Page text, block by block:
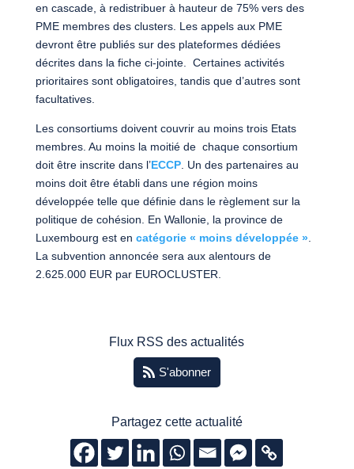
en cascade, à redistribuer à hauteur de 75% vers des
PME membres des clusters. Les appels aux PME
devront être publiés sur des plateformes dédiées
décrites dans la fiche ci-jointe. Certaines activités
prioritaires sont obligatoires, tandis que d’autres sont
facultatives.
Les consortiums doivent couvrir au moins trois Etats
membres. Au moins la moitié de chaque consortium
doit être inscrite dans l’ECCP. Un des partenaires au
moins doit être établi dans une région moins
développée telle que définie dans le règlement sur la
politique de cohésion. En Wallonie, la province de
Luxembourg est en catégorie « moins développée ».
La subvention annoncée sera aux alentours de
2.625.000 EUR par EUROCLUSTER.
Flux RSS des actualités
S'abonner
Partagez cette actualité